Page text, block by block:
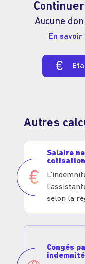
Aucune
En
Autres
Salaire
selon la
Congés